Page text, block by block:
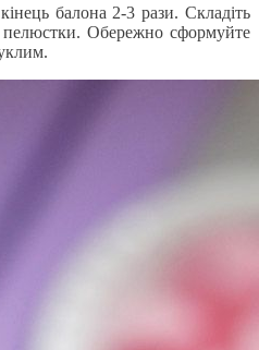
балона 2-3 рази. Складіть
пелюстки. Обережно сформуйте